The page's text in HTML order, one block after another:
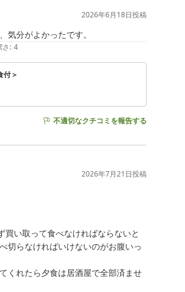
2026年6月18日投稿
分がよかったです。
: 4
付＞
不適切なクチコミを報告する
2026年7月21日投稿
買い取って食べなければならないと
切らなければいけないのがお腹いっ
くれたら夕食は居酒屋で全部済ませ